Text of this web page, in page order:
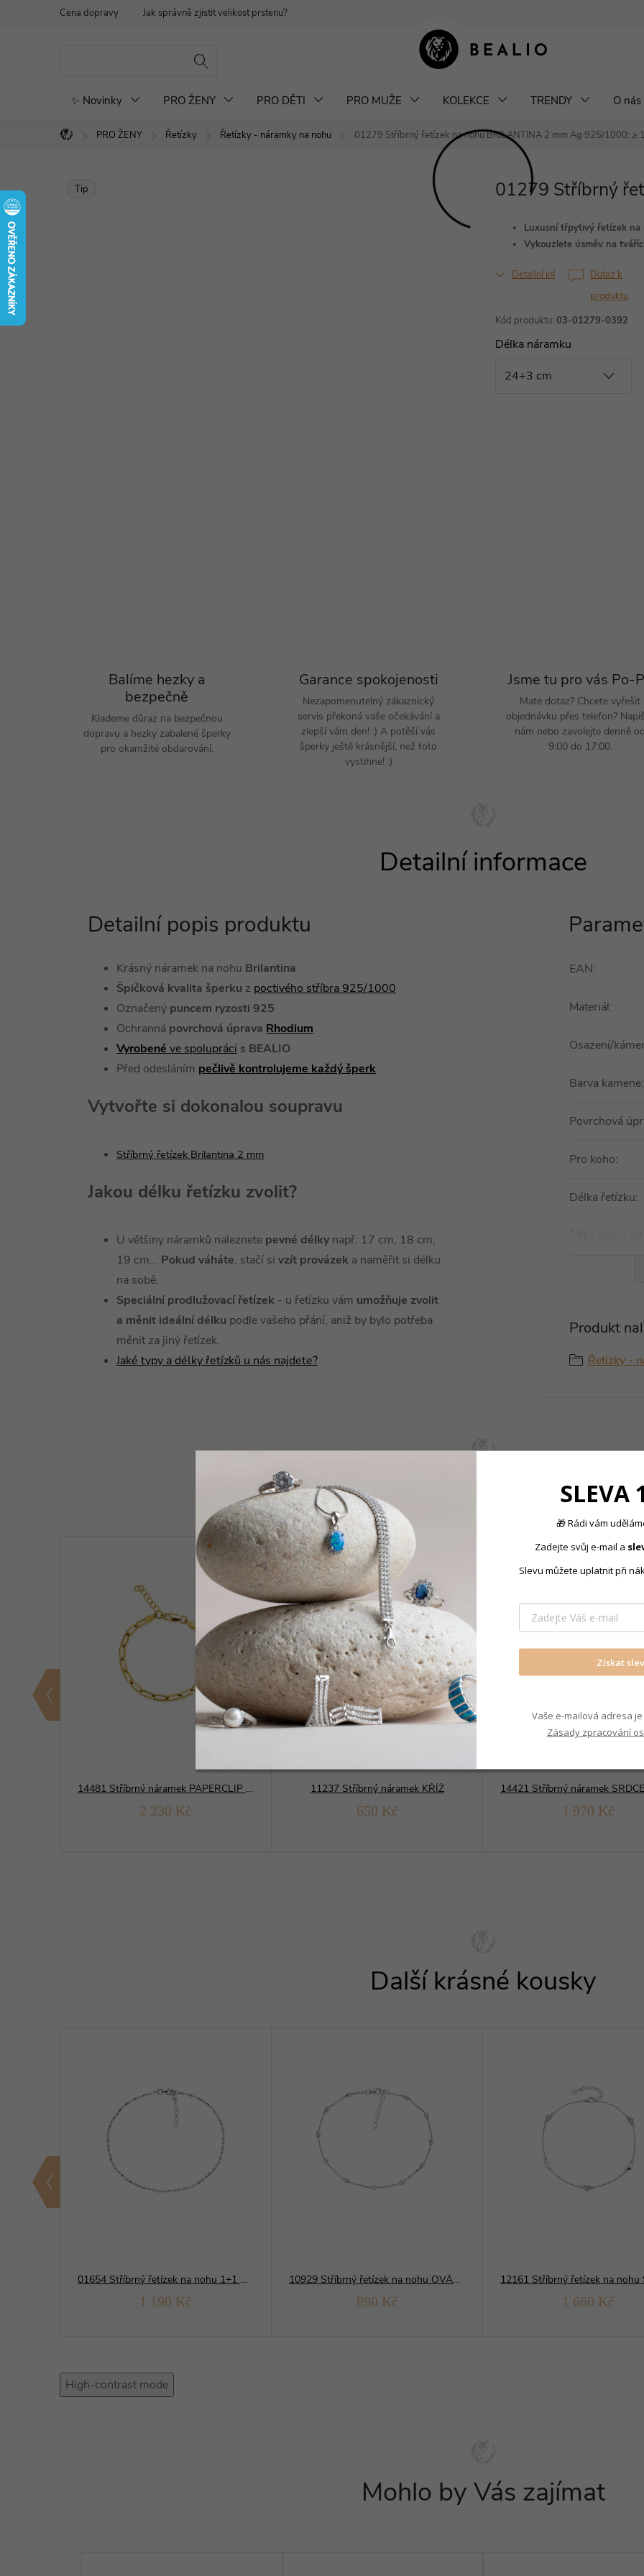
Cena dopravy Jak správně zjistit velikost prstenu?
✨ Novinky PRO ŽENY PRO DĚTI PRO MUŽE KOLEKCE TRENDY O nás
Domů
PRO ŽENY Řetízky Řetízky - náramky na nohu 01279 Stříbrný řetízek na nohu BRILANTINA 2 mm Ag 925/1000; ≥
Tip 01279 Stříbrný
Kód produktu: 03-01279-0392
Luxusní třpytivý řetízek na
Vykouzlete úsměv na
Detailní informace
Délka náramku
Dotaz k
produktu
Balíme hezky a
bezpečně
Klademe důraz na bezpečnou
dopravu a hezky zabalené šperky
pro okamžité obdarování.
Garance spokojenosti
Nezapomenutelný zákaznický
servis překoná vaše očekávání a
zlepší vám den! :) A potěší vás
šperky ještě krásnější, než foto
vystihne! :)
Jsme tu pro vás Po-
Mate dotaz? Chcete vyřešit
objednávku přes telefon?
nám nebo zavolejte denně od
9:00 do 17:00.
Detailní popis produktu
Krásný náramek na nohu Brilantina
Špičková kvalita šperku z poctivého stříbra 925/1000
Označený puncem ryzosti 925
Ochranná povrchová úprava Rhodium
Vyrobené ve spolupráci s BEALIO
Před odesláním pečlivě kontrolujeme každý šperk
Vytvořte si dokonalou soupravu
Stříbrný řetízek Brilantina 2 mm
Jakou délku řetízku zvolit?
U většiny náramků naleznete pevné délky např. 17 cm, 18 cm,
19 cm... Pokud váháte, stačí si vzít provázek a naměřit si délku
na sobě.
Speciální prodlužovací řetízek - u řetízku vám umožňuje zvolit
a měnit ideální délku podle vašeho přání, aniž by bylo potřeba
měnit za jiný řetízek.
Jaké typy a délky řetízků u nás najdete?
EAN:
Materiál:
Osazení/
Barva kamene:
Povrchová
Pro koho:
Délka řetízku:
Produkt
Řetízky -
K tomuto produktu doporučujeme
14481 Stříbrný náramek PAPERCLIP zlacený
2 230 Kč
11237 Stříbrný náramek KŘÍŽ
650 Kč 1 970 Kč
01654 Stříbrný řetízek na nohu 1+1 MĚSÍČNÍ brus
1 190 Kč
10929 Stříbrný řetízek na nohu OVÁLKY MĚSÍČNÍ brus
890 Kč 1 660 Kč
High-contrast mode
Mohlo by Vás zajímat
SLEVA
🎁 Rádi vám
Zadejte svůj e-mail a
Slevu můžete uplatnit při
Získat
Vaše e-mailová adresa
Zásady zpracování